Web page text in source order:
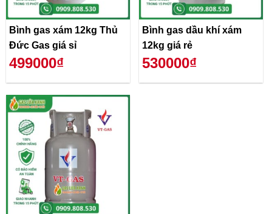
Bình gas xám 12kg Thủ
Đức Gas giá sỉ
499000₫
Bình gas dầu khí xám
12kg giá rẻ
530000₫